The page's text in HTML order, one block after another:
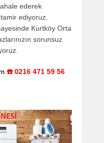
ederek
ediyoruz.
Kurtköy Orta
sorunsuz
☎️ 0216 471 59 56